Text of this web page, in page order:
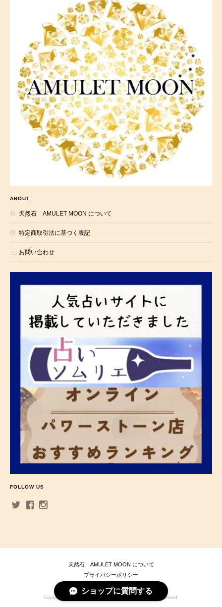
ABOUT
天然石 AMULET MOON について
特定商取引法に基づく表記
お問い合わせ
FOLLOW US
天然石 AMULET MOON について
プライバシーポリシー
Copyright © 天然石 AMULET MOON . All Rights Reserved.
ショップに質問する